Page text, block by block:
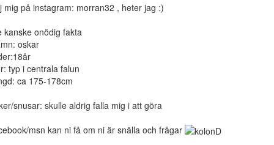
mig på instagram: morran32 , heter jag :)
kanske onödig fakta
oskar
typ i centrala falun
ca 175-178cm
snusar: skulle aldrig falla mig i att göra
msn kan ni få om ni är snälla och frågar